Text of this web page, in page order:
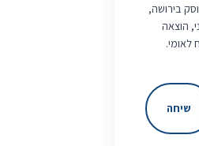
בירושה,
הוצאה
לאומי.
שיחה